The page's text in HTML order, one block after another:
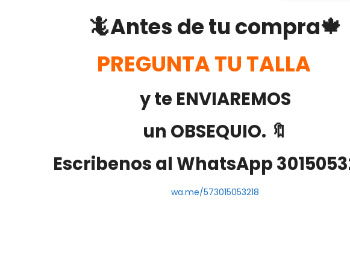
🦎Antes de tu compra🍁
PREGUNTA TU TALLA
y te ENVIAREMOS
un OBSEQUIO. 🔖
Escribenos al WhatsApp
wa.me/573015053218